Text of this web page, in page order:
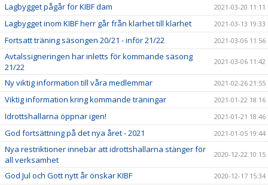
Lagbygget pågår för KIBF dam 2021-03-20 11:11
Lagbygget inom KIBF herr går från klarhet till klarhet 2021-03-13 19:33
Fortsatt träning säsongen 20/21 - inför 21/22 2021-03-06 11:56
Avtalssigneringen har inletts för kommande säsong
21/22
2021-03-06 11:42
Ny viktig information till våra medlemmar 2021-02-26 21:55
Viktig information kring kommande träningar 2021-01-22 18:16
Idrottshallarna öppnar igen! 2021-01-21 18:46
God fortsättning på det nya året - 2021 2021-01-05 19:44
Nya restriktioner innebär att idrottshallarna stänger för
all verksamhet
2020-12-22 10:15
God Jul och Gott nytt år önskar KIBF 2020-12-17 15:34